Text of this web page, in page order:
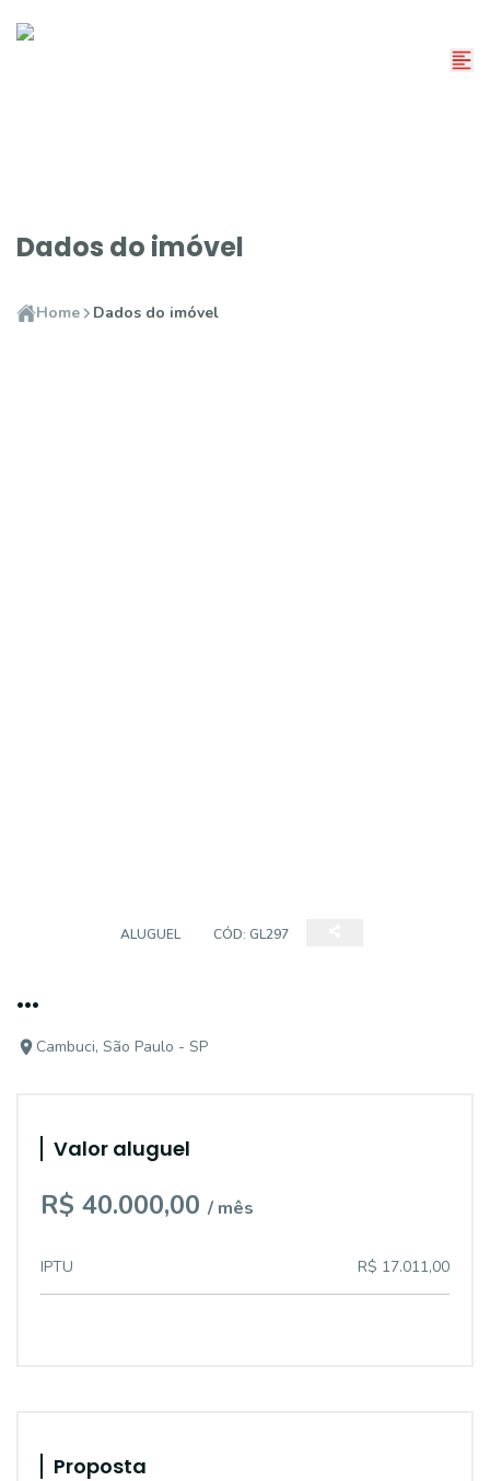
Dados do imóvel
Home Dados do imóvel
ALUGUEL CÓD: GL297
...
Cambuci, São Paulo - SP
Valor aluguel
R$ 40.000,00 / mês
IPTU R$ 17.011,00
Proposta